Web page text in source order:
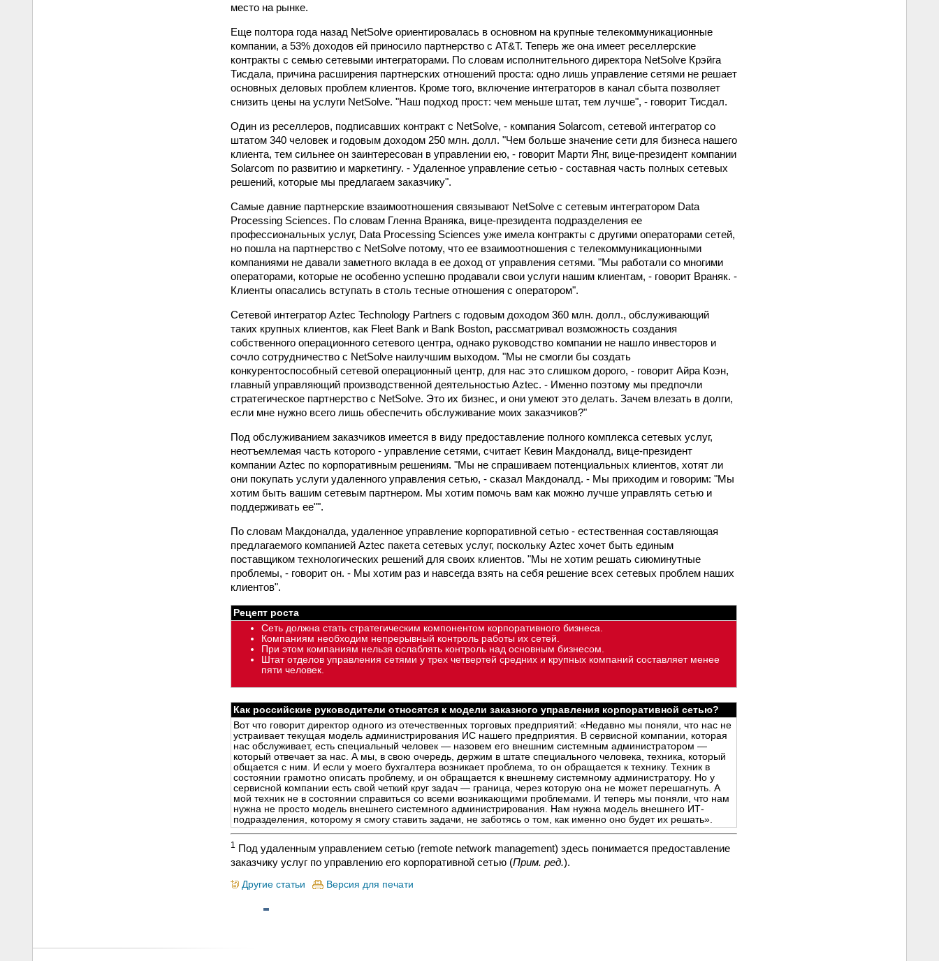
место на рынке.
Еще полтора года назад NetSolve ориентировалась в основном на крупные телекоммуникационные
компании, а 53% доходов ей приносило партнерство с AT&T. Теперь же она имеет реселлерские
контракты с семью сетевыми интеграторами. По словам исполнительного директора NetSolve Крэйга
Тисдала, причина расширения партнерских отношений проста: одно лишь управление сетями не решает
основных деловых проблем клиентов. Кроме того, включение интеграторов в канал сбыта позволяет
снизить цены на услуги NetSolve. "Наш подход прост: чем меньше штат, тем лучше", - говорит Тисдал.
Один из реселлеров, подписавших контракт с NetSolve, - компания Solarcom, сетевой интегратор со
штатом 340 человек и годовым доходом 250 млн. долл. "Чем больше значение сети для бизнеса нашего
клиента, тем сильнее он заинтересован в управлении ею, - говорит Марти Янг, вице-президент компании
Solarcom по развитию и маркетингу. - Удаленное управление сетью - составная часть полных сетевых
решений, которые мы предлагаем заказчику".
Самые давние партнерские взаимоотношения связывают NetSolve с сетевым интегратором Data
Processing Sciences. По словам Гленна Враняка, вице-президента подразделения ее
профессиональных услуг, Data Processing Sciences уже имела контракты с другими операторами сетей,
но пошла на партнерство с NetSolve потому, что ее взаимоотношения с телекоммуникационными
компаниями не давали заметного вклада в ее доход от управления сетями. "Мы работали со многими
операторами, которые не особенно успешно продавали свои услуги нашим клиентам, - говорит Враняк. -
Клиенты опасались вступать в столь тесные отношения с оператором".
Сетевой интегратор Aztec Technology Partners с годовым доходом 360 млн. долл., обслуживающий
таких крупных клиентов, как Fleet Bank и Bank Boston, рассматривал возможность создания
собственного операционного сетевого центра, однако руководство компании не нашло инвесторов и
сочло сотрудничество с NetSolve наилучшим выходом. "Мы не смогли бы создать
конкурентоспособный сетевой операционный центр, для нас это слишком дорого, - говорит Айра Коэн,
главный управляющий производственной деятельностью Aztec. - Именно поэтому мы предпочли
стратегическое партнерство с NetSolve. Это их бизнес, и они умеют это делать. Зачем влезать в долги,
если мне нужно всего лишь обеспечить обслуживание моих заказчиков?"
Под обслуживанием заказчиков имеется в виду предоставление полного комплекса сетевых услуг,
неотъемлемая часть которого - управление сетями, считает Кевин Макдоналд, вице-президент
компании Aztec по корпоративным решениям. "Мы не спрашиваем потенциальных клиентов, хотят ли
они покупать услуги удаленного управления сетью, - сказал Макдоналд. - Мы приходим и говорим: "Мы
хотим быть вашим сетевым партнером. Мы хотим помочь вам как можно лучше управлять сетью и
поддерживать ее"".
По словам Макдоналда, удаленное управление корпоративной сетью - естественная составляющая
предлагаемого компанией Aztec пакета сетевых услуг, поскольку Aztec хочет быть единым
поставщиком технологических решений для своих клиентов. "Мы не хотим решать сиюминутные
проблемы, - говорит он. - Мы хотим раз и навсегда взять на себя решение всех сетевых проблем наших
клиентов".
Рецепт роста
Сеть должна стать стратегическим компонентом корпоративного бизнеса.
Компаниям необходим непрерывный контроль работы их сетей.
При этом компаниям нельзя ослаблять контроль над основным бизнесом.
Штат отделов управления сетями у трех четвертей средних и крупных компаний составляет менее
пяти человек.
Как российские руководители относятся к модели заказного управления корпоративной сетью?
Вот что говорит директор одного из отечественных торговых предприятий: «Недавно мы поняли, что нас не
устраивает текущая модель администрирования ИС нашего предприятия. В сервисной компании, которая
нас обслуживает, есть специальный человек — назовем его внешним системным администратором —
который отвечает за нас. А мы, в свою очередь, держим в штате специального человека, техника, который
общается с ним. И если у моего бухгалтера возникает проблема, то он обращается к технику. Техник в
состоянии грамотно описать проблему, и он обращается к внешнему системному администратору. Но у
сервисной компании есть свой четкий круг задач — граница, через которую она не может перешагнуть. А
мой техник не в состоянии справиться со всеми возникающими проблемами. И теперь мы поняли, что нам
нужна не просто модель внешнего системного администрирования. Нам нужна модель внешнего ИТ-
подразделения, которому я смогу ставить задачи, не заботясь о том, как именно оно будет их решать».
1 Под удаленным управлением сетью (remote network management) здесь понимается предоставление
заказчику услуг по управлению его корпоративной сетью (Прим. ред.).
Другие статьи Версия для печати